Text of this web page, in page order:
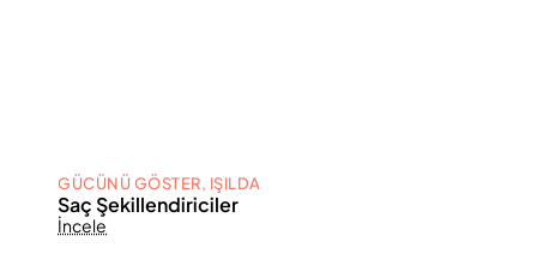
GÜCÜNÜ GÖSTER, IŞILDA
Saç Şekillendiriciler
İncele